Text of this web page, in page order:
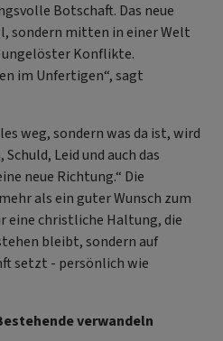
Botschaft. Das neue
sondern mitten in einer Welt
ungelöster Konflikte.
im Unfertigen“, sagt
weg, sondern was da ist, wird
Leid und auch das
neue Richtung.“ Die
als ein guter Wunsch zum
eine christliche Haltung, die
bleibt, sondern auf
setzt - persönlich wie
verwandeln